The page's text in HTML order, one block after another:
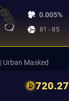
0.005%
81 - 85
| Urban Masked
720.27